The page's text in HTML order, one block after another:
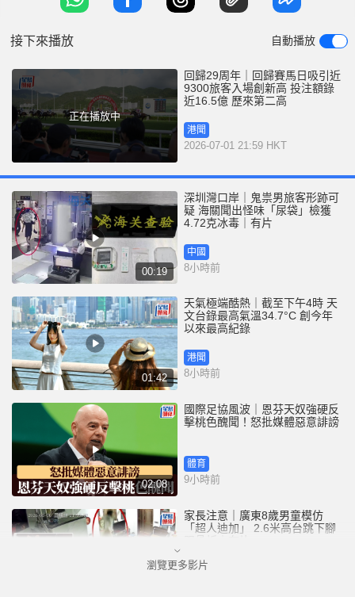
方面，11場賽事總計錄得近16.5億元，是歷來回歸賽
接下來播放 自動播放
正在播放中
回歸29周年｜回歸賽馬日吸引近
9300旅客入場創新高 投注額錄
近16.5億 歷來第二高
港聞
2026-07-01 21:59 HKT
00:19
深圳灣口岸｜鬼祟男旅客形跡可
疑 海關聞出怪味「尿袋」檢獲
4.72克冰毒｜有片
中國
8小時前
01:42
天氣極端酷熱｜截至下午4時 天
文台錄最高氣溫34.7°C 創今年
以來最高紀錄
港聞
8小時前
02:08
國際足協風波｜恩芬天奴強硬反
擊桃色醜聞！怒批媒體惡意誹謗
體育
9小時前
家長注意｜廣東8歲男童模仿
「超人迪加」 2.6米高台跳下腳
中國
瀏覽更多影片